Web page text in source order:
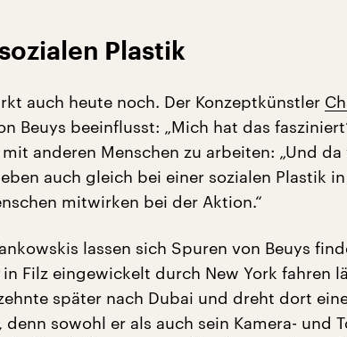
Plastik
auch heute noch. Der Konzeptkünstler
Beuys beeinflusst: „Mich hat das
anderen Menschen zu arbeiten: „Und da
auch gleich bei einer sozialen Plastik
mitwirken bei der Aktion.“
lassen sich Spuren von Beuys
in Filz eingewickelt durch New York fahren
später nach Dubai und dreht dort
denn sowohl er als auch sein Kamera- und